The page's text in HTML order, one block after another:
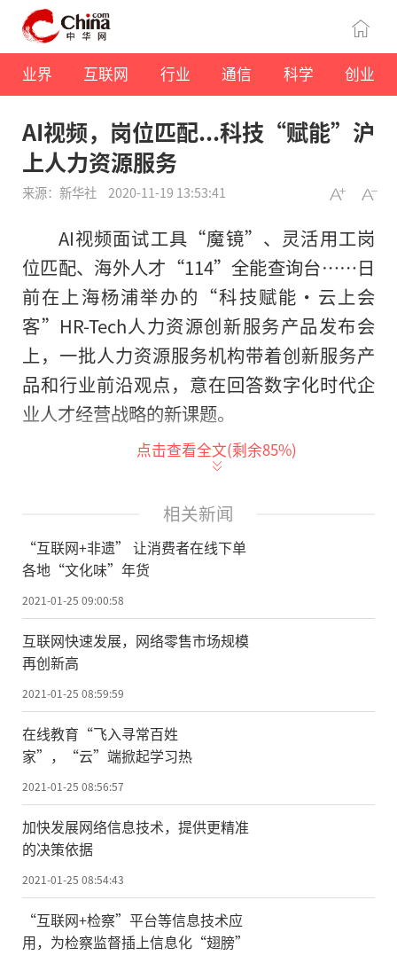
业界 互联网 行业 通信 科学 创业
AI视频，岗位匹配...科技“赋能”沪
上人力资源服务
来源：新华社 2020-11-19 13:53:41
AI视频面试工具“魔镜”、灵活用工岗
位匹配、海外人才“114”全能查询台……日
前在上海杨浦举办的“科技赋能·云上会
客”HR-Tech人力资源创新服务产品发布会
上，一批人力资源服务机构带着创新服务产
品和行业前沿观点，意在回答数字化时代企
业人才经营战略的新课题。
“能否在人才储备上把握先机?能否招募
到最合适的人才?”上海杨浦区人力资源和社
会保障局负责人“追溯”了一个“疫情故
事”：今年2月，受疫情影响，杨浦众多中小
企业因“返工”受限面临“用人难”问题，
与此同时区域内一大批餐饮企业却存在劳动
力溢出的情况。为此，当地人社部门积极收
集企业需求方、供给方的诉求和服务，整合
资源，打通渠道，制定人力资源服务机构
战“疫”服务清单，为逾百家企业解决了用
聘、培训、咨询、心理疏导等各项服务。
“分内之事”取得了意外效果，企业给
予了高度认可，互联网思维、大数据应用与
人力资源服务的叠加优势充分显现。于
是，“政府搭台，企业唱戏”，建立常态化
点击查看全文(剩余85%)
相关新闻
“互联网+非遗” 让消费者在线下单
各地“文化味”年货
2021-01-25 09:00:58
互联网快速发展，网络零售市场规模
再创新高
2021-01-25 08:59:59
在线教育“飞入寻常百姓
家”，“云”端掀起学习热
2021-01-25 08:56:57
加快发展网络信息技术，提供更精准
的决策依据
2021-01-25 08:54:43
“互联网+检察”平台等信息技术应
用，为检察监督插上信息化“翅膀”